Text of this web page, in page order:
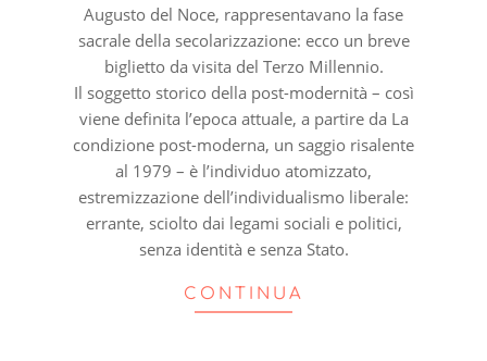
Augusto del Noce, rappresentavano la fase
sacrale della secolarizzazione: ecco un breve
biglietto da visita del Terzo Millennio.
Il soggetto storico della post-modernità – così
viene definita l’epoca attuale, a partire da La
condizione post-moderna, un saggio risalente
al 1979 – è l’individuo atomizzato,
estremizzazione dell’individualismo liberale:
errante, sciolto dai legami sociali e politici,
senza identità e senza Stato.
CONTINUA